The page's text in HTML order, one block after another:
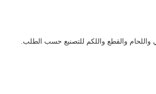
واللحام والقطع واللكم للتصنيع حسب الطلب.